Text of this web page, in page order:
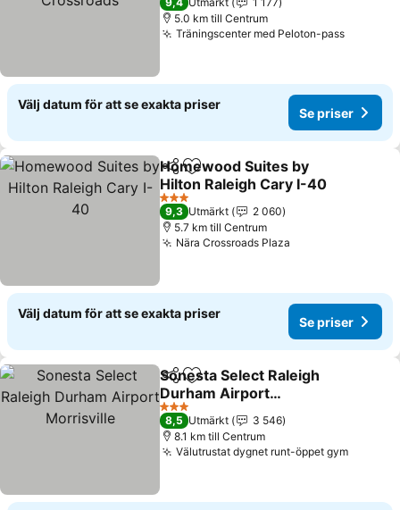
5.0 km till Centrum
Träningscenter med Peloton-passSe
Välj datum för att se exakta priser
Se priser
Dela Lägg till i Mina Favoriter
Homewood Suites by
Hilton Raleigh Cary I-40
Se priser
3 Stjärnor
9,3 Utmärkt
2 060
5.7 km till Centrum
Nära Crossroads Plaza
Välj datum för att se exakta priser
Se priser
Dela Lägg till i Mina Favoriter
Sonesta Select Raleigh
Durham Airport
Morrisville
Se priser
3 Stjärnor
8,5 Utmärkt
3 546
8.1 km till Centrum
Välutrustat dygnet runt-öppet gymSe